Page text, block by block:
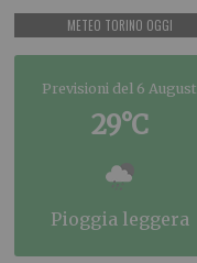
METEO TORINO OGGI
Previsioni del 6 August
29°C
pioggia leggera